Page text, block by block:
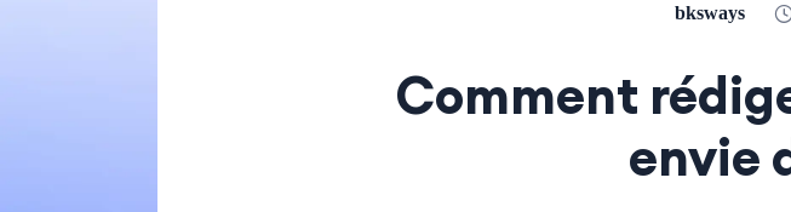
bksways
Comment
envie